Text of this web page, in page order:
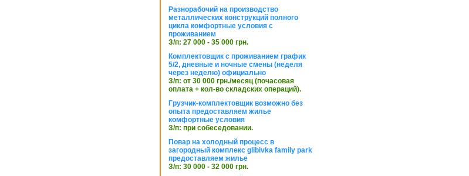
Разнорабочий на производство
металлических конструкций полного
цикла комфортные условия с
проживанием
З/п: 27 000 - 35 000 грн.
Комплектовщик с проживанием график
5/2, дневные и ночные смены (неделя
через неделю) официально
З/п: от 30 000 грн./месяц (почасовая
оплата + кол-во складских операций).
Грузчик-комплектовщик возможно без
опыта предоставляем жилье
комфортные условия
З/п: при собеседовании.
Повар на холодный процесс в
загородный комплекс glibivka family park
предоставляем жилье
З/п: 30 000 - 32 000 грн.